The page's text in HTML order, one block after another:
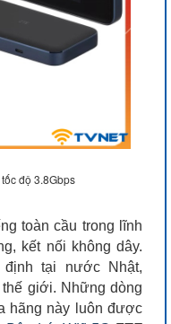
độ 3.8Gbps
toàn cầu trong lĩnh
kết nối không dây.
tại nước Nhật,
thế giới. Những dòng
hãng này luôn được